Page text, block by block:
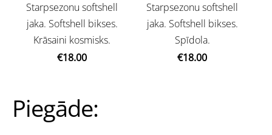
Piegāde:
Starpsezonu softshell
jaka. Softshell bikses.
Krāsaini kosmisks.
€18.00
Starpsezonu softshell
jaka. Softshell bikses.
Spīdola.
€18.00